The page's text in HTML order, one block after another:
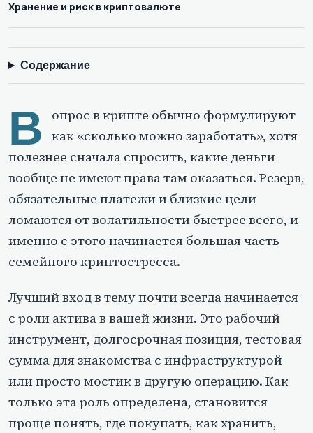
Хранение и риск в криптовалюте
Содержание
В
опрос в крипте обычно формулируют
как «сколько можно заработать», хотя
полезнее сначала спросить, какие деньги
вообще не имеют права там оказаться. Резерв,
обязательные платежи и близкие цели
ломаются от волатильности быстрее всего, и
именно с этого начинается большая часть
семейного криптостресса.
Лучший вход в тему почти всегда начинается
с роли актива в вашей жизни. Это рабочий
инструмент, долгосрочная позиция, тестовая
сумма для знакомства с инфраструктурой
или просто мостик в другую операцию. Как
только эта роль определена, становится
проще понять, где покупать, как хранить,